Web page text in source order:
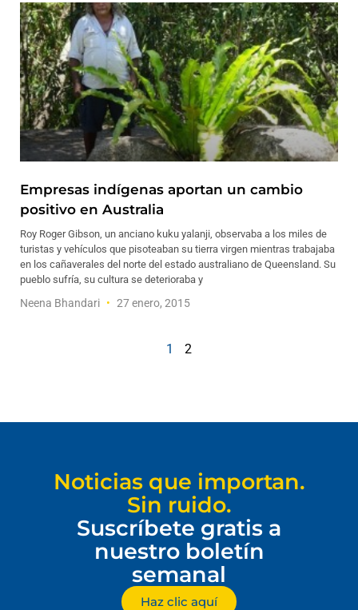
Empresas indígenas aportan un cambio
positivo en Australia
Roy Roger Gibson, un anciano kuku yalanji, observaba a los miles de
turistas y vehículos que pisoteaban su tierra virgen mientras trabajaba
en los cañaverales del norte del estado australiano de Queensland. Su
pueblo sufría, su cultura se deterioraba y
Neena Bhandari 27 enero, 2015
1 2
Noticias que importan.
Sin ruido.
Suscríbete gratis a
nuestro boletín
semanal
Haz clic aquí